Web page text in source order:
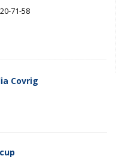
71-58
Covrig